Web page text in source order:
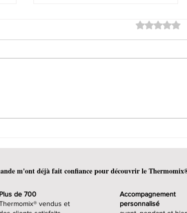
Noté 0
m'ont déjà fait confiance pour découvrir le
Plus de 700
vendus et
Accompagnement
personnalisé